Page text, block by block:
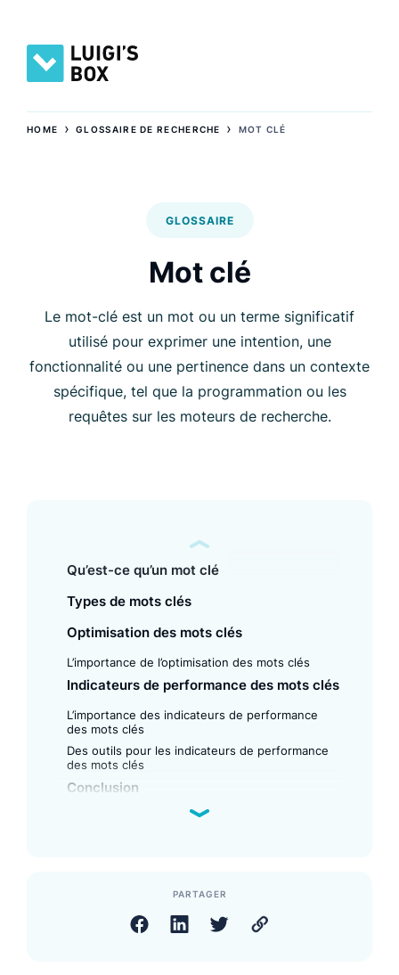
HOME ›GLOSSAIRE DE RECHERCHE › MOT CLÉ
GLOSSAIRE
Mot clé
Le mot-clé est un mot ou un terme significatif
utilisé pour exprimer une intention, une
fonctionnalité ou une pertinence dans un contexte
spécifique, tel que la programmation ou les
requêtes sur les moteurs de recherche.
Qu’est-ce qu’un mot clé
Types de mots clés
Optimisation des mots clés
L’importance de l’optimisation des mots clés
Indicateurs de performance des mots clés
L’importance des indicateurs de performance
des mots clés
Des outils pour les indicateurs de performance
des mots clés
Conclusion
PARTAGER